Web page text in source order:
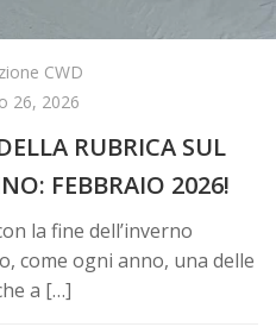
CWD
26, 2026
RUBRICA SUL
FEBBRAIO 2026!
la fine dell’inverno
come ogni anno, una delle
a […]